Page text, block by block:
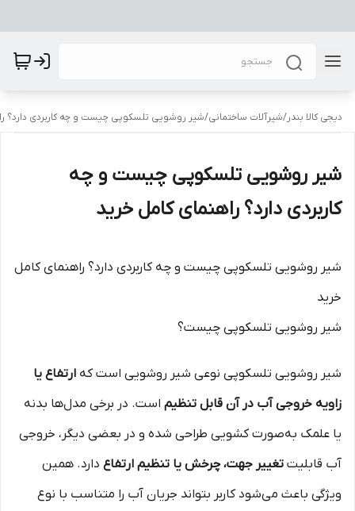
دیجی کالا بندر/شیرآلات ساختمانی/شیر روشویی تلسکوپی چیست و چه کاربردی دارد؟
شیر روشویی تلسکوپی چیست و چه
کاربردی دارد؟ راهنمای کامل خرید
شیر روشویی تلسکوپی چیست و چه کاربردی دارد؟ راهنمای کامل
خرید
شیر روشویی تلسکوپی چیست؟
شیر روشویی تلسکوپی نوعی شیر روشویی است که ارتفاع یا
زاویه خروجی آب در آن قابل تنظیم است. در برخی مدل‌ها بدنه
یا علمک به‌صورت کشویی طراحی شده و در بعضی دیگر، خروجی
آب قابلیت تغییر جهت، چرخش یا تنظیم ارتفاع دارد. همین
ویژگی باعث می‌شود کاربر بتواند جریان آب را متناسب با نوع